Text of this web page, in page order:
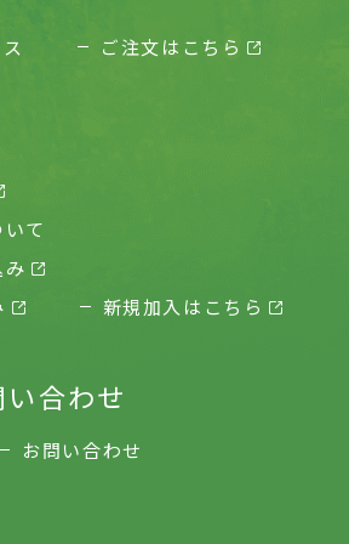
ご注文はこちら
て
新規加入はこちら
合わせ
お問い合わせ